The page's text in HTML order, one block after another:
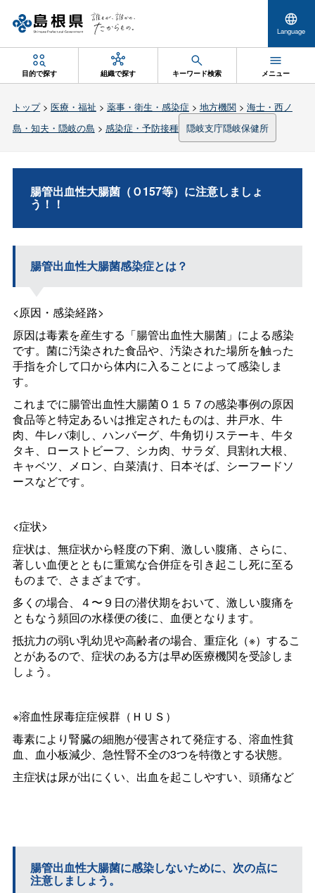
Language
目的で探す 組織で探す キーワード検索 メニュー
トップ> 医療・福祉 > 薬事・衛生・感染症 > 地方機関> 海士・西ノ
島・知夫・隠岐の島 > 感染症・予防接種 隠岐支庁隠岐保健所
腸管出血性大腸菌（Ｏ157等）に注意しましょ
う！！
腸管出血性大腸菌感染症とは？
<原因・感染経路>
原因は毒素を産生する「腸管出血性大腸菌」による感染
です。菌に汚染された食品や、汚染された場所を触った
手指を介して口から体内に入ることによって感染しま
す。
これまでに腸管出血性大腸菌Ｏ１５７の感染事例の原因
食品等と特定あるいは推定されたものは、井戸水、牛
肉、牛レバ刺し、ハンバーグ、牛角切りステーキ、牛タ
タキ、ローストビーフ、シカ肉、サラダ、貝割れ大根、
キャベツ、メロン、白菜漬け、日本そば、シーフードソ
ースなどです。
<症状>
症状は、無症状から軽度の下痢、激しい腹痛、さらに、
著しい血便とともに重篤な合併症を引き起こし死に至る
ものまで、さまざまです。
多くの場合、４〜９日の潜伏期をおいて、激しい腹痛を
ともなう頻回の水様便の後に、血便となります。
抵抗力の弱い乳幼児や高齢者の場合、重症化（※）するこ
とがあるので、症状のある方は早め医療機関を受診しま
しょう。
※溶血性尿毒症症候群（ＨＵＳ）
毒素により腎臓の細胞が侵害されて発症する、溶血性貧
血、血小板減少、急性腎不全の3つを特徴とする状態。
主症状は尿が出にくい、出血を起こしやすい、頭痛など
腸管出血性大腸菌に感染しないために、次の点に
注意しましょう。